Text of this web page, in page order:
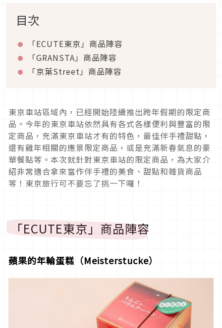
目次
「ECUTE東京」商品陣容
「GRANSTA」商品陣容
「京葉Street」商品陣容
東京車站區域內，已經開始陸續推出跨年假期的限定商
品。今年的東京車站依然具有各式各樣便利與豐富的限
定商品，充滿東京車站才有的特色，最佳伴手禮甜點，
還有雞年相關的應景限定商品，或是充滿新春氣息的豪
華餐點等。本次就針對東京車站的限定商品，為大家介
紹非常適合拿來當作伴手禮的美食、甜點和雜貨商品
等！東京旅行可不要忘了挑一下囉！
「ECUTE東京」商品陣容
蘋果的年輪蛋糕（Meisterstucke）